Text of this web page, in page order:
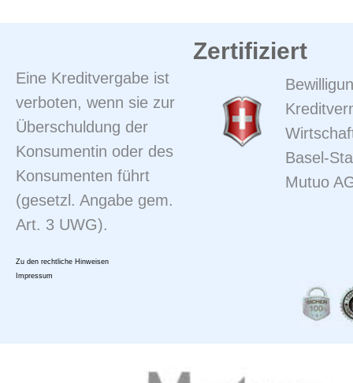
Eine Kreditvergabe ist
verboten, wenn sie zur
Überschuldung der
Konsumentin oder des
Konsumenten führt
(gesetzl. Angabe gem.
Art. 3 UWG).
Zertifiziert
Basel-
Mutuo
Zu den rechtliche Hinweisen
Impressum